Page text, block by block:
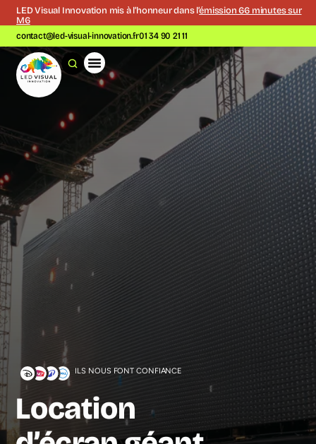
LED Visual Innovation mis à l’honneur dans l’émission 66 minutes sur
M6
contact@led-visual-innovation.fr01 34 90 21 11
ILS NOUS FONT CONFIANCE
Location